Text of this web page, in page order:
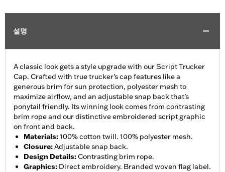
설명
A classic look gets a style upgrade with our Script Trucker
Cap. Crafted with true trucker’s cap features like a
generous brim for sun protection, polyester mesh to
maximize airflow, and an adjustable snap back that’s
ponytail friendly. Its winning look comes from contrasting
brim rope and our distinctive embroidered script graphic
on front and back.
Materials:100% cotton twill. 100% polyester mesh.
Closure:Adjustable snap back.
Design Details:Contrasting brim rope.
Graphics: Direct embroidery. Branded woven flag label.